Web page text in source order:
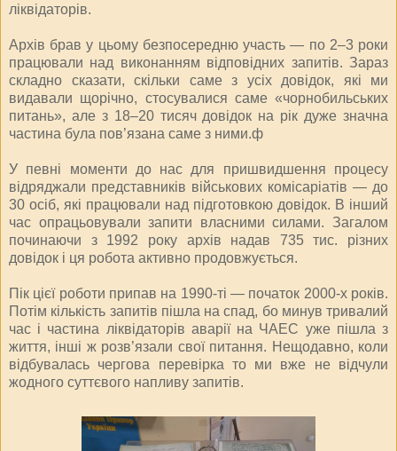
ліквідаторів.
Архів брав у цьому безпосередню участь — по 2‒3 роки
працювали над виконанням відповідних запитів. Зараз
складно сказати, скільки саме з усіх довідок, які ми
видавали щорічно, стосувалися саме «чорнобильських
питань», але з 18‒20 тисяч довідок на рік дуже значна
частина була пов’язана саме з ними.ф
У певні моменти до нас для пришвидшення процесу
відряджали представників військових комісаріатів — до
30 осіб, які працювали над підготовкою довідок. В інший
час опрацьовували запити власними силами. Загалом
починаючи з 1992 року архів надав 735 тис. різних
довідок і ця робота активно продовжується.
Пік цієї роботи припав на 1990-ті — початок 2000-х років.
Потім кількість запитів пішла на спад, бо минув тривалий
час і частина ліквідаторів аварії на ЧАЕС уже пішла з
життя, інші ж розв’язали свої питання. Нещодавно, коли
відбувалась чергова перевірка то ми вже не відчули
жодного суттєвого напливу запитів.